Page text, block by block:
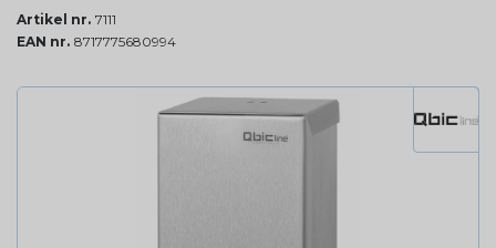
Artikel nr. 7111
EAN nr. 8717775680994